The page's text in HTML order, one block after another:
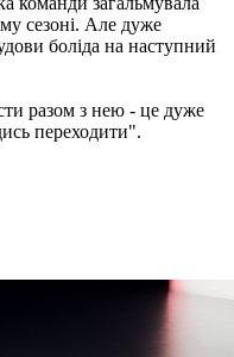
сезоні. Але дуже
боліда на наступний
разом з нею - це дуже
переходити".